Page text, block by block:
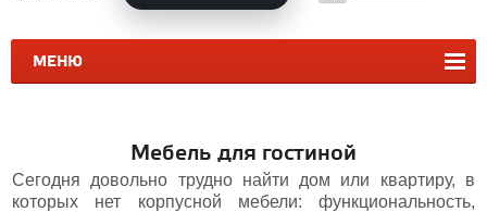
МЕНЮ
КЕРАМИЧЕСКАЯ ПЛИТКА
Мебель для гостиной
Сегодня довольно трудно найти дом или квартиру, в
которых нет корпусной мебели: функциональность,